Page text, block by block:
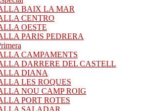
BAIX LA MAR
CENTRO
OESTE
PARIS PEDRERA
CAMPAMENTS
DARRERE DEL CASTELL
DIANA
LES ROQUES
NOU CAMP ROIG
PORT ROTES
SALADAR